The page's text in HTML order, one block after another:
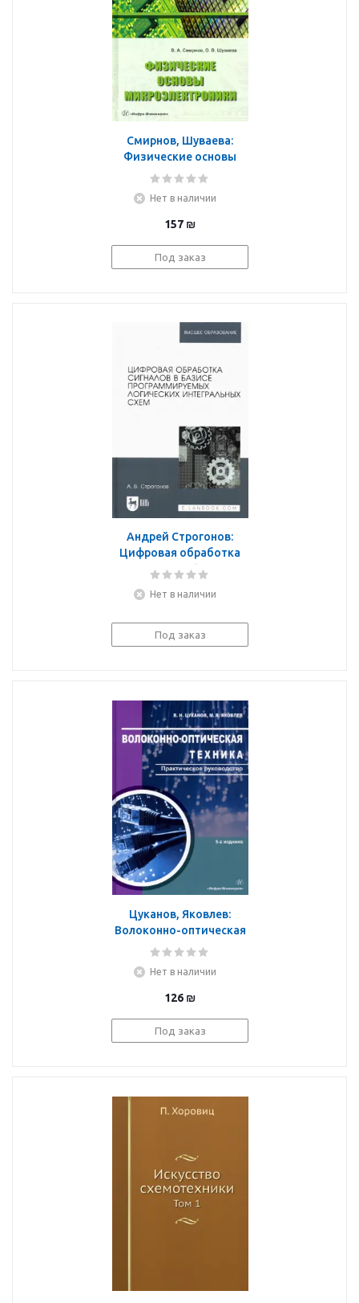
Смирнов, Шуваева:
Физические основы
микроэлектроники
Нет в наличии
157 ₪
Под заказ
Андрей Строгонов:
Цифровая обработка
сигналов в базисе
логических
Учебное пособие
Нет в наличии
Под заказ
Цуканов, Яковлев:
Волоконно-оптическая
техника. Практическое
Нет в наличии
126 ₪
Под заказ